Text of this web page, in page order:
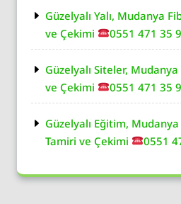
Güzelyalı Yalı, Mudanya
ve Çekimi
0551 471 35
Güzelyalı Siteler,
ve Çekimi
0551 471 35
Güzelyalı Eğitim,
Tamiri ve Çekimi
0551